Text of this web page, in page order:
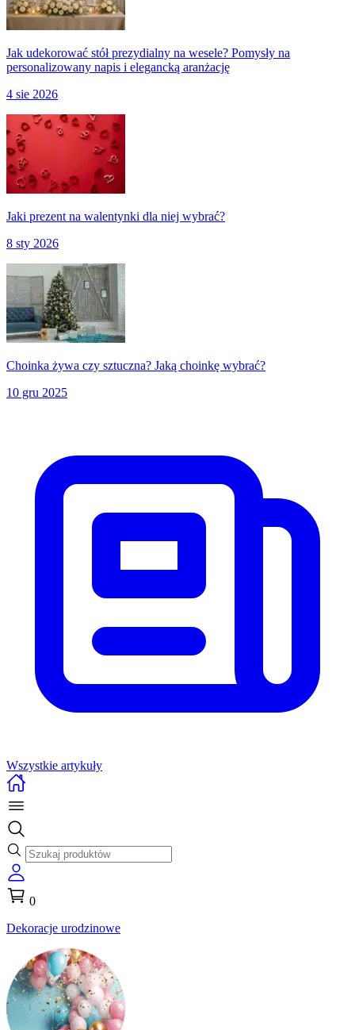
Jak udekorować stół prezydialny na wesele? Pomysły na
personalizowany napis i elegancką aranżację
4 sie 2026
Jaki prezent na walentynki dla niej wybrać?
8 sty 2026
Choinka żywa czy sztuczna? Jaką choinkę wybrać?
10 gru 2025
Wszystkie artykuły
0
Dekoracje urodzinowe